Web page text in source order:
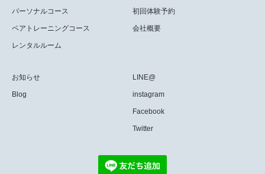
パーソナルコース
ペアトレーニングコース
レンタルルーム
初回体験予約
会社概要
お知らせ
Blog
LINE@
instagram
Facebook
Twitter